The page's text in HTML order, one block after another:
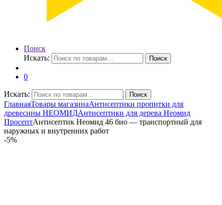
Поиск
Искать:
Поиск
0
Искать: Поиск
ГлавнаяТовары магазинаАнтисептики пропитки для
древесины НЕОМИДАнтисептики для дерева Неомид
ПросептАнтисептик Неомид 46 био — транспортный для
наружных и внутренних работ
-5%